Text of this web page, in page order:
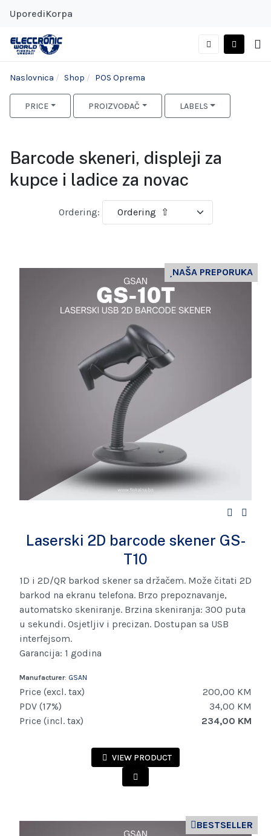
UporediKorpa
Naslovnica Shop POS Oprema
PRICE PROIZVOĐAČ LABELS
Barcode skeneri, displeji za
kupce i ladice za novac
Ordering:
NAŠA PREPORUKA
Laserski 2D barcode skener GS-
T10
1D i 2D/QR barkod skener sa držačem. Može čitati 2D
barkod na ekranu telefona. Brzo prepoznavanje,
automatsko skeniranje. Brzina skeniranja: 300 puta
u sekundi. Osjetljiv i precizan. Dostupan sa USB
interfejsom.
Garancija: 1 godina
Manufacturer: GSAN
Price (excl. tax)
200,00 KM
PDV (17%)
34,00 KM
Price (incl. tax)
234,00 KM
VIEW PRODUCT
BESTSELLER